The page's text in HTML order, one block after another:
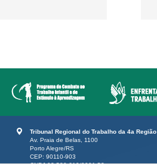
Tribunal Regional do Trabalho da 4a Região
Av. Praia de Belas, 1100
Porto Alegre/RS
CEP: 90110-903